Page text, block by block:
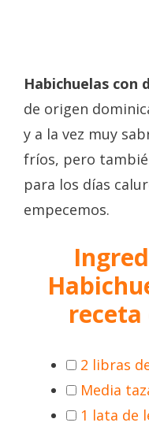
Habichuelas con
de origen
y a la vez muy
fríos, pero
para los días
empecemos.
2 libras
Media
1 lata de